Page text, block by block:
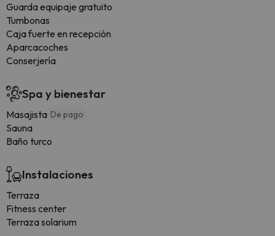
Guarda equipaje gratuito
Tumbonas
Caja fuerte en recepción
Aparcacoches
Conserjería
Spa y bienestar
Masajista De pago
Sauna
Baño turco
Instalaciones
Terraza
Fitness center
Terraza solarium